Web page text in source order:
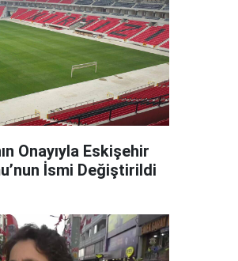
Onayıyla Eskişehir
İsmi Değiştirildi